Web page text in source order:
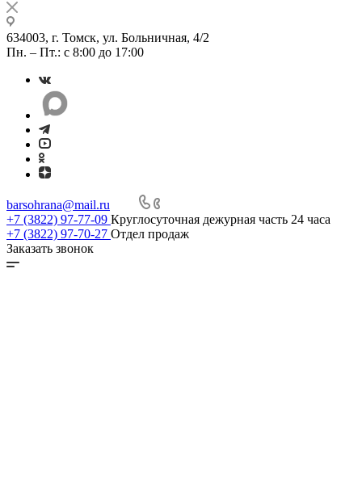
634003, г. Томск, ул. Больничная, 4/2
Пн. – Пт.: с 8:00 до 17:00
barsohrana@mail.ru
+7 (3822) 97-77-09 Круглосуточная дежурная часть 24 часа
+7 (3822) 97-70-27 Отдел продаж
Заказать звонок